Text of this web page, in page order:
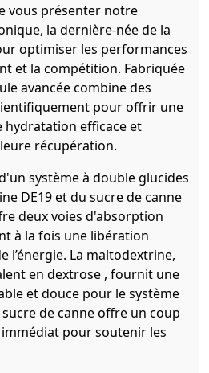
vous présenter notre
la dernière-née de la
optimiser les performances
et la compétition. Fabriquée
avancée combine des
pour offrir une
hydratation efficace et
récupération.
système à double glucides
DE19 et du sucre de canne
deux voies d'absorption
à la fois une libération
l’énergie. La maltodextrine,
en dextrose , fournit une
et douce pour le système
de canne offre un coup
pour soutenir les